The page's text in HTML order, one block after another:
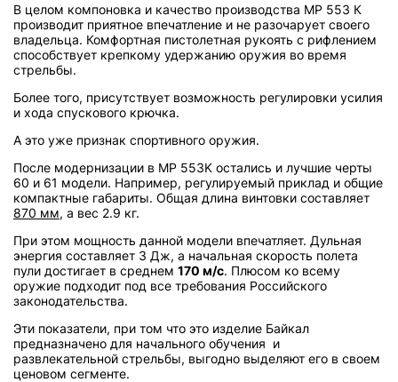
В целом компоновка и качество производства МР 553 К
производит приятное впечатление и не разочарует своего
владельца. Комфортная пистолетная рукоять с рифлением
способствует крепкому удержанию оружия во время
стрельбы.
Более того, присутствует возможность регулировки усилия
и хода спускового крючка.
А это уже признак спортивного оружия.
После модернизации в МР 553K остались и лучшие черты
60 и 61 модели. Например, регулируемый приклад и общие
компактные габариты. Общая длина винтовки составляет
870 мм, а вес 2.9 кг.
При этом мощность данной модели впечатляет. Дульная
энергия составляет 3 Дж, а начальная скорость полета
пули достигает в среднем 170 м/с. Плюсом ко всему
оружие подходит под все требования Российского
законодательства.
Эти показатели, при том что это изделие Байкал
предназначено для начального обучения и
развлекательной стрельбы, выгодно выделяют его в своем
ценовом сегменте.